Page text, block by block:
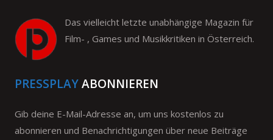
Das vielleicht letzte unabhängige Magazin für
Film- , Games und Musikkritiken in Österreich.
PRESSPLAYABONNIEREN
Gib deine E-Mail-Adresse an, um uns kostenlos zu
abonnieren und Benachrichtigungen über neue Beiträge